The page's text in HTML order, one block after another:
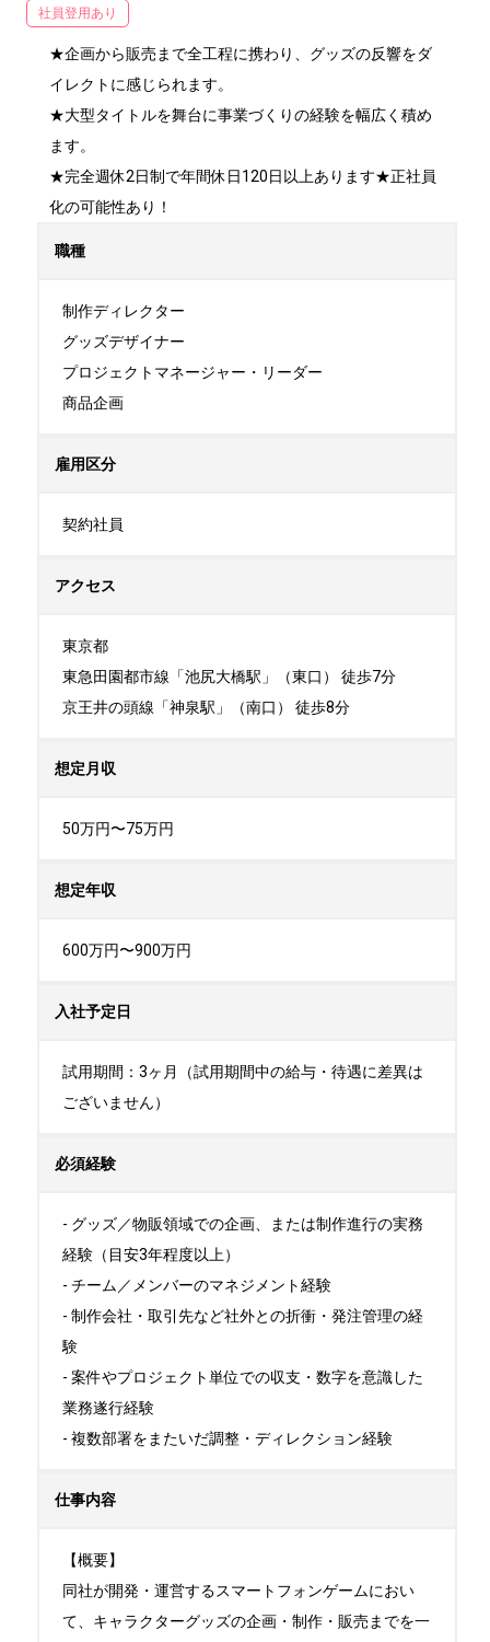
社員登用あり
★企画から販売まで全工程に携わり、グッズの反響をダ
イレクトに感じられます。
★大型タイトルを舞台に事業づくりの経験を幅広く積め
ます。
★完全週休2日制で年間休日120日以上あります★正社員
化の可能性あり！
職種
制作ディレクター
グッズデザイナー
プロジェクトマネージャー・リーダー
商品企画
雇用区分
契約社員
アクセス
東京都
東急田園都市線「池尻大橋駅」（東口） 徒歩7分
京王井の頭線「神泉駅」（南口） 徒歩8分
想定月収
50万円〜75万円
想定年収
600万円〜900万円
入社予定日
試用期間：3ヶ月（試用期間中の給与・待遇に差異は
ございません）
必須経験
- グッズ／物販領域での企画、または制作進行の実務
経験（目安3年程度以上）
- チーム／メンバーのマネジメント経験
- 制作会社・取引先など社外との折衝・発注管理の経
験
- 案件やプロジェクト単位での収支・数字を意識した
業務遂行経験
- 複数部署をまたいだ調整・ディレクション経験
仕事内容
【概要】
同社が開発・運営するスマートフォンゲームにおい
て、キャラクターグッズの企画・制作・販売までを一